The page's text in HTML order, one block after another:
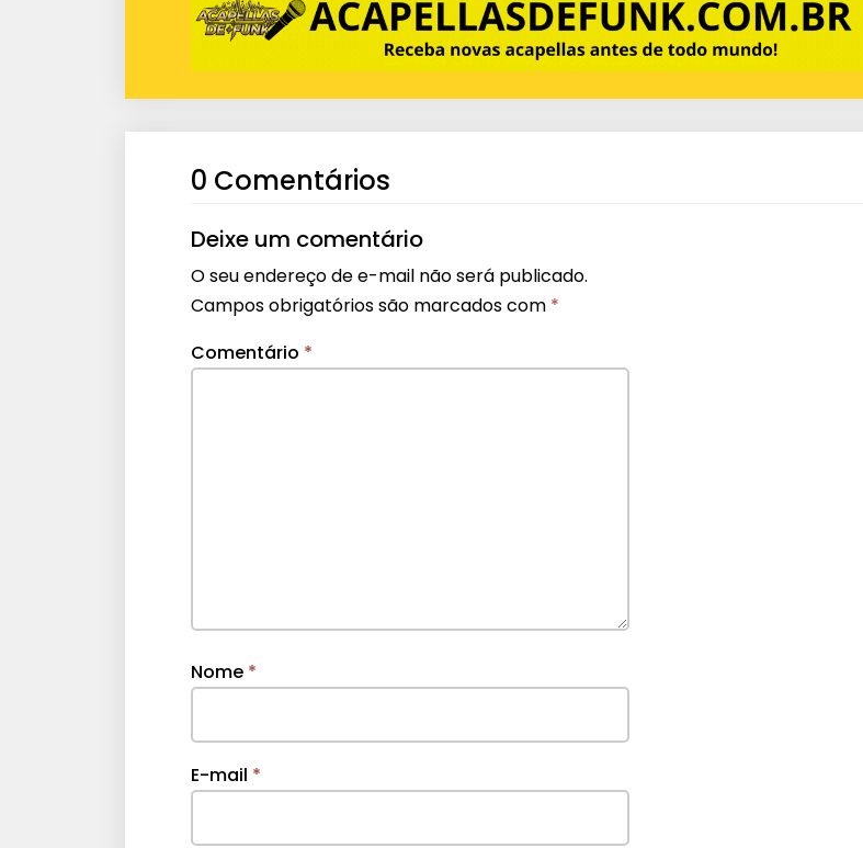
0 Comentários
Deixe um comentário
O seu endereço de e-mail não será publicado.
Campos obrigatórios são marcados com *
Comentário *
Nome *
E-mail *